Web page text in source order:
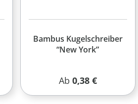
Bambus Kugelschreiber
“New York”
Regulärer Preis:
Ab 0,38 €